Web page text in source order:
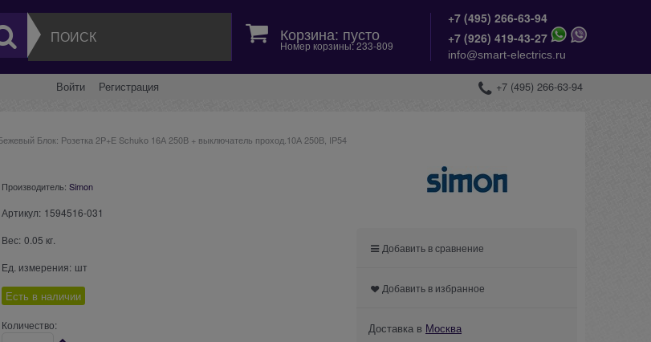
Корзина: пусто
Номер корзины: 233-809
+7 (495) 266-63-94
+7 (926) 419-43-27
info@smart-electrics.ru
Войти Регистрация +7 (495) 266-63-94
Блок: Розетка 2P+E Schuko 16А 250В + выключатель проход.10А 250В, IP54
Производитель: Simon
Артикул: 1594516-031
Вес: 0.05 кг.
Ед. измерения: шт
Есть в наличии
Количество:
Добавить в сравнение
Добавить в избранное
Доставка в Москва